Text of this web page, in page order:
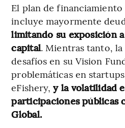
El plan de financiamiento
incluye mayormente
limitando su exposición
capital. Mientras tanto,
desafíos en su Vision
problemáticas en
eFishery,y la volatilidad
participaciones públicas
Global.